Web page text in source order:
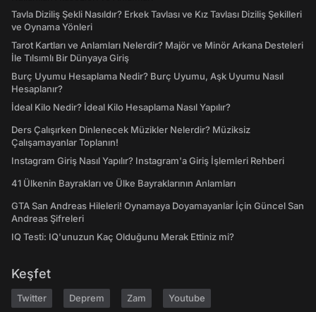
Tavla Diziliş Şekli Nasıldır? Erkek Tavlası ve Kız Tavlası Diziliş Şekilleri
ve Oynama Yönleri
Tarot Kartları ve Anlamları Nelerdir? Majör ve Minör Arkana Desteleri
İle Tılsımlı Bir Dünyaya Giriş
Burç Uyumu Hesaplama Nedir? Burç Uyumu, Aşk Uyumu Nasıl
Hesaplanır?
İdeal Kilo Nedir? İdeal Kilo Hesaplama Nasıl Yapılır?
Ders Çalışırken Dinlenecek Müzikler Nelerdir? Müziksiz
Çalışamayanlar Toplanın!
Instagram Giriş Nasıl Yapılır? Instagram'a Giriş İşlemleri Rehberi
41 Ülkenin Bayrakları ve Ülke Bayraklarının Anlamları
GTA San Andreas Hileleri! Oynamaya Doyamayanlar İçin Güncel San
Andreas Şifreleri
IQ Testi: IQ'unuzun Kaç Olduğunu Merak Ettiniz mi?
Keşfet
Twitter Deprem Zam Youtube